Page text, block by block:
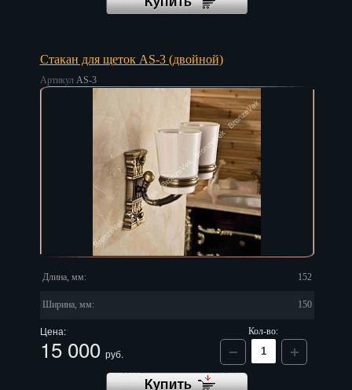
Стакан для щеток AS-3 (двойной)
Артикул AS-3
Длина, мм: 152
Ширина, мм: 150
Цена:
15 000 руб.
Кол-во: